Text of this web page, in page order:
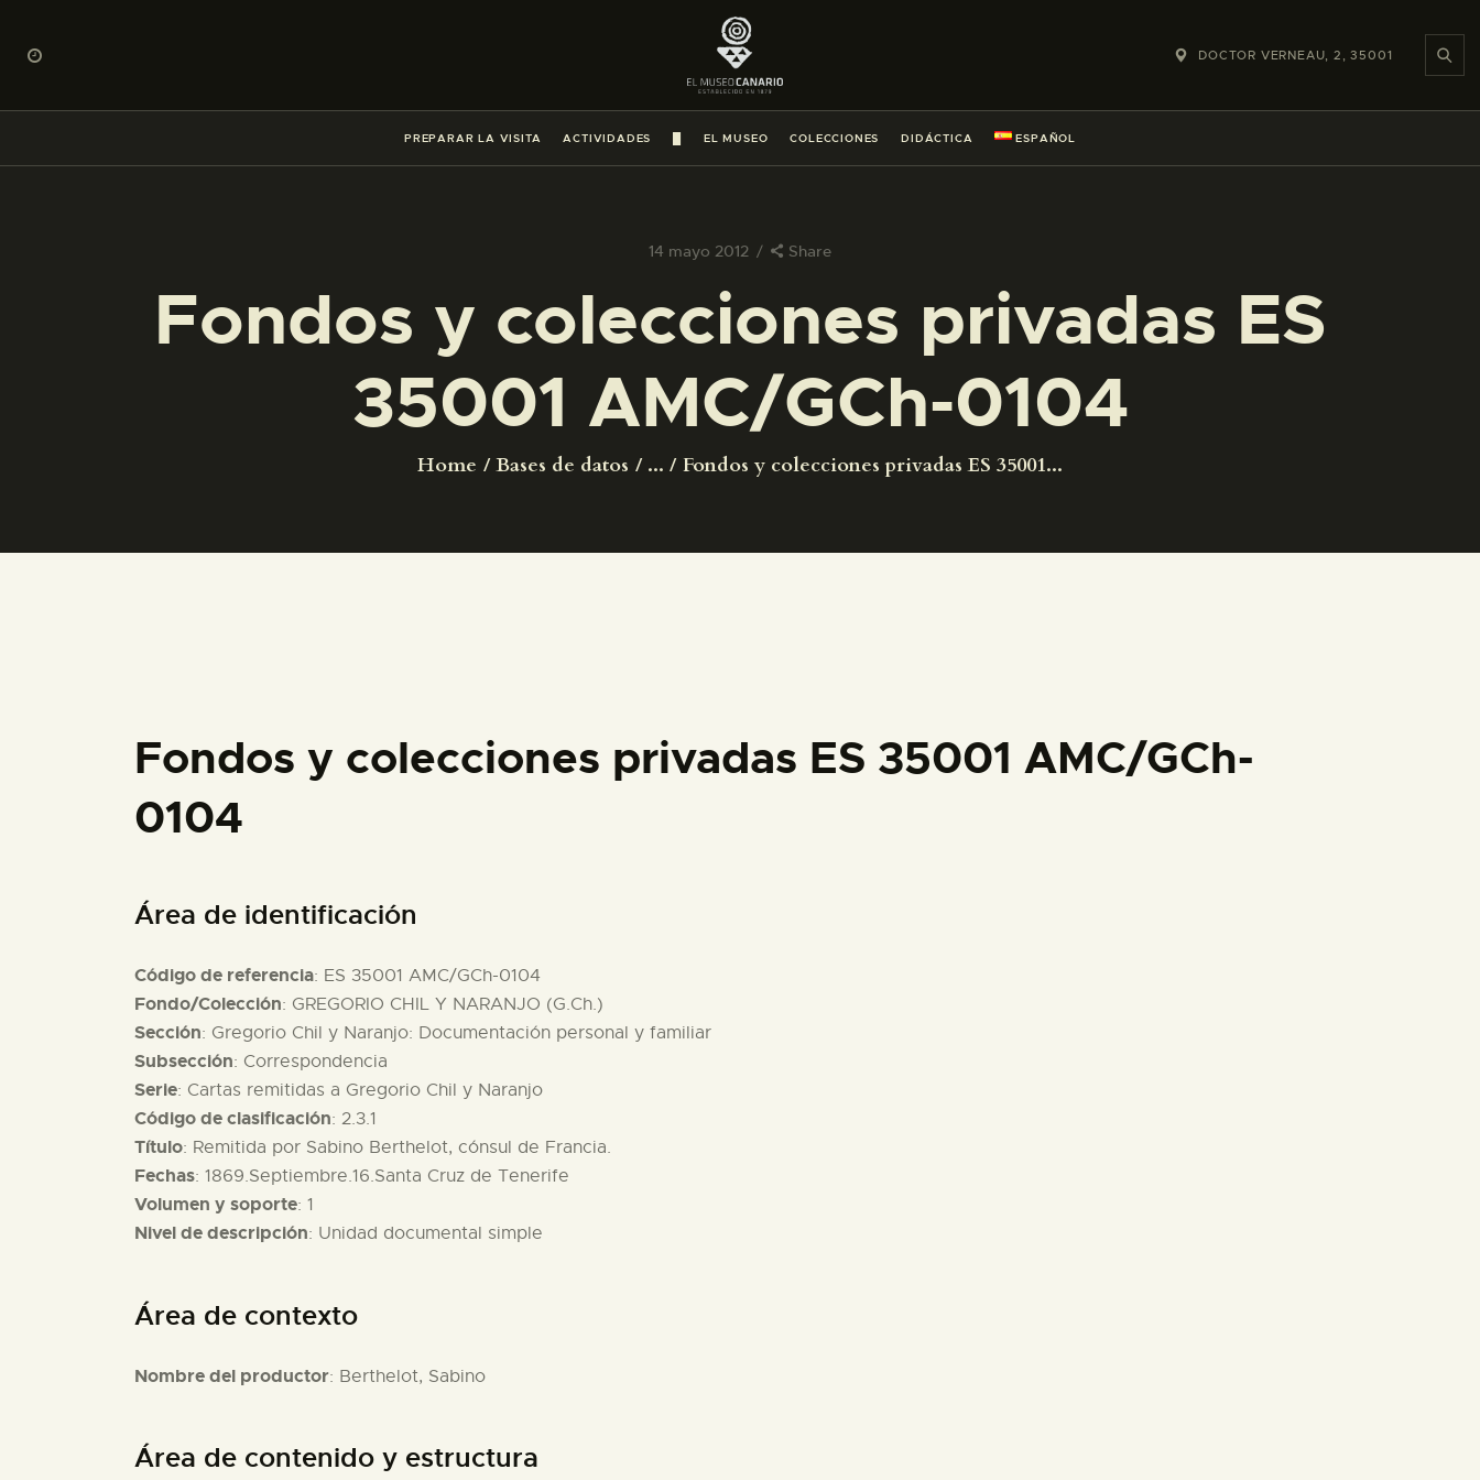
DOCTOR VERNEAU, 2, 35001
PREPARAR LA VISITA ACTIVIDADES EL MUSEO COLECCIONES DIDÁCTICA ESPAÑOL
14 mayo 2012 Share
Fondos y colecciones privadas ES
35001 AMC/GCh-0104
Home Bases de datos ... Fondos y colecciones privadas ES 35001...
PREPARAR LA VISITA
ACTIVIDADES
█
COLECCIONES
DIDÁCTICA
ESPAÑOL
Fondos y colecciones privadas ES 35001 AMC/GCh-
0104
Área de identificación
Código de referencia: ES 35001 AMC/GCh-0104
Fondo/Colección: GREGORIO CHIL Y NARANJO (G.Ch.)
Sección: Gregorio Chil y Naranjo: Documentación personal y familiar
Subsección: Correspondencia
Serie: Cartas remitidas a Gregorio Chil y Naranjo
Código de clasificación: 2.3.1
Título: Remitida por Sabino Berthelot, cónsul de Francia.
Fechas: 1869.Septiembre.16.Santa Cruz de Tenerife
Volumen y soporte: 1
Nivel de descripción: Unidad documental simple
Área de contexto
Nombre del productor: Berthelot, Sabino
Área de contenido y estructura